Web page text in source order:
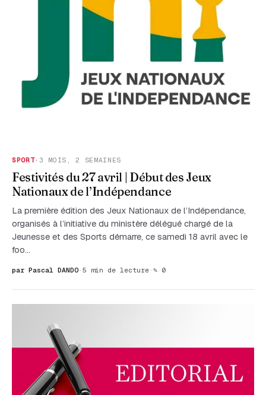
SPORT·3 MOIS, 2 SEMAINES
Festivités du 27 avril | Début des Jeux
Nationaux de l’Indépendance
La première édition des Jeux Nationaux de l’Indépendance,
organisés à l’initiative du ministère délégué chargé de la
Jeunesse et des Sports démarre, ce samedi 18 avril avec le
foo…
par Pascal DANDO · 5 min de lecture · ✎ 0